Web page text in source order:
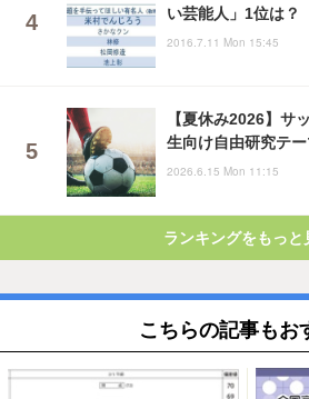
い芸能人」1位は？
2016.7.11 Mon 15:45
【夏休み2026】サ
生向け自由研究テ
2026.6.15 Mon 11:15
ランキングをもっと
こちらの記事もお